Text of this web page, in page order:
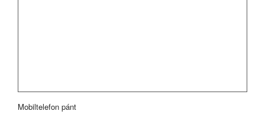
Mobiltelefon pánt